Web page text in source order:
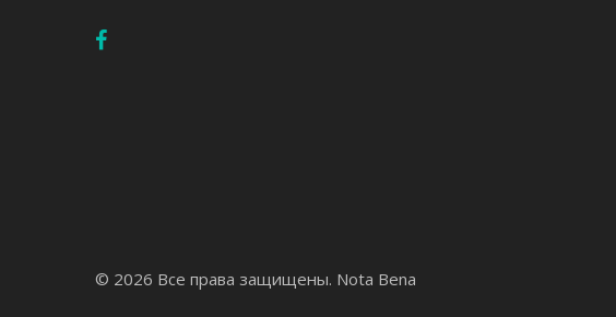
© 2026 Все права защищены. Nota Bena